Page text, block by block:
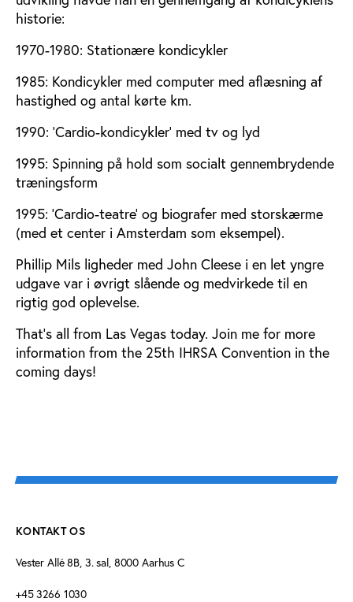
historie:
1970-1980: Stationære kondicykler
1985: Kondicykler med computer med aflæsning af
hastighed og antal kørte km.
1990: 'Cardio-kondicykler' med tv og lyd
1995: Spinning på hold som socialt gennembrydende
træningsform
1995: 'Cardio-teatre' og biografer med storskærme
(med et center i Amsterdam som eksempel).
Phillip Mils ligheder med John Cleese i en let yngre
udgave var i øvrigt slående og medvirkede til en
rigtig god oplevelse.
That's all from Las Vegas today. Join me for more
information from the 25th IHRSA Convention in the
coming days!
KONTAKT OS
Vester Allé 8B, 3. sal, 8000 Aarhus C
+45 3266 1030